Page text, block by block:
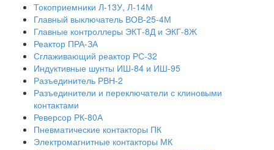
Токоприемники Л-13У, Л-14М
Главный выключатель ВОВ-25-4М
Главные контроллеры ЭКТ-8Д и ЭКГ-8Ж
Реактор ПРА-ЗА
Сглаживающий реактор РС-32
Индуктивные шунты ИШ-84 и ИШ-95
Разъединитель РВН-2
Разъединители и переключатели с клиновыми
контактами
Реверсор РК-80А
Пневматические контакторы ПК
Электромагнитные контакторы МК